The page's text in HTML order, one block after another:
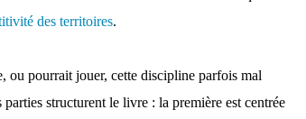
des territoires.
ou pourrait jouer, cette discipline parfois mal
structurent le livre : la première est centrée